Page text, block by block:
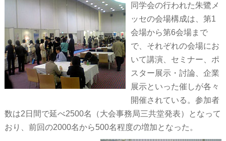
同学会の行われた朱鷺メ
ッセの会場構成は、第1
会場から第6会場まで
で、それぞれの会場にお
いて講演、セミナー、ポ
スター展示・討論、企業
展示といった催しが各々
開催されている。参加者
数は2日間で延べ2500名（大会事務局三共堂発表）となって
おり、前回の2000名から500名程度の増加となった。